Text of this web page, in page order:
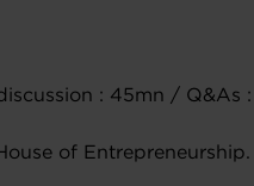
: 45mn / Q&As :
of